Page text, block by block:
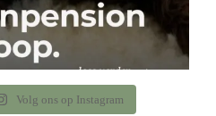
Volg ons op Instagram